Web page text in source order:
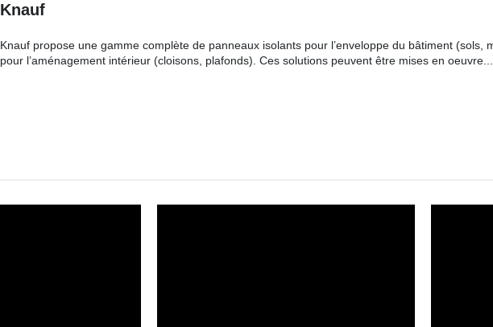
Knauf
Knauf propose une gamme complète de panneaux isolants pour l’enveloppe du bâtiment
pour l’aménagement intérieur (cloisons, plafonds). Ces solutions peuvent être mises en oeuvre...